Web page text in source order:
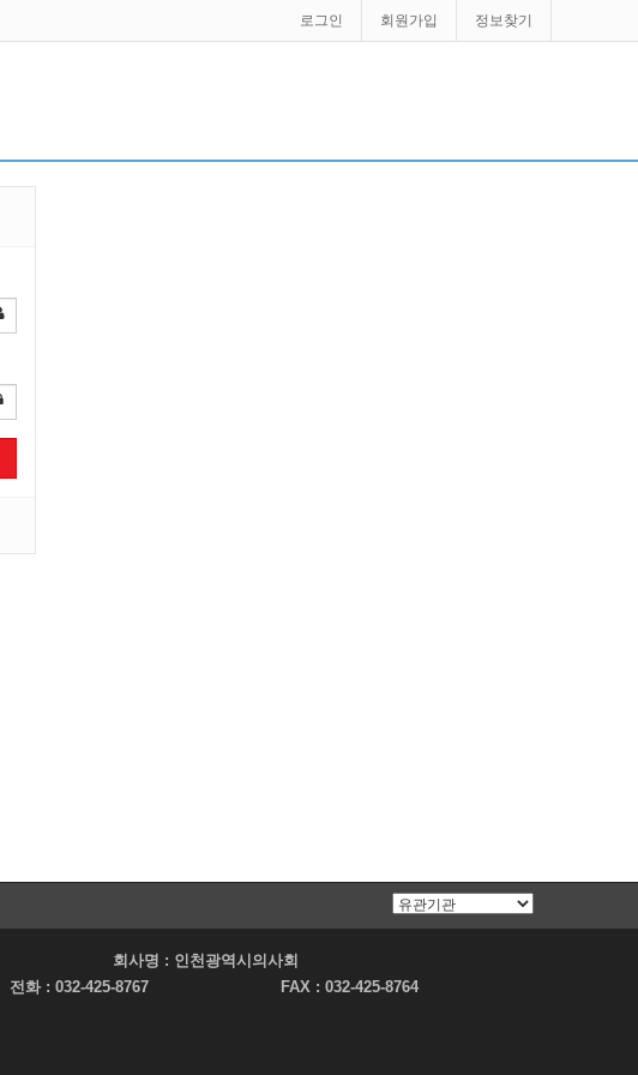
로그인 회원가입 정보찾기
회사명 : 인천광역시의사회
전화 : 032-425-8767 FAX : 032-425-8764